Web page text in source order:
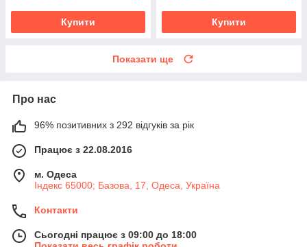
Купити Купити
Показати ще
Про нас
96% позитивних з 292 відгуків за рік
Працює з 22.08.2016
м. Одеса
Індекс 65000; Базова, 17, Одеса, Україна
Контакти
Сьогодні працює з 09:00 до 18:00